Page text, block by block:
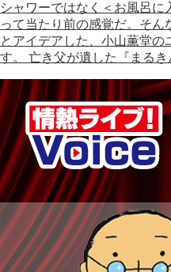
シャワーではなく＜お風呂に
って当たり前の感覚だ。そん
とアイデアした、小山薫堂
す。 亡き父が遺した『まる